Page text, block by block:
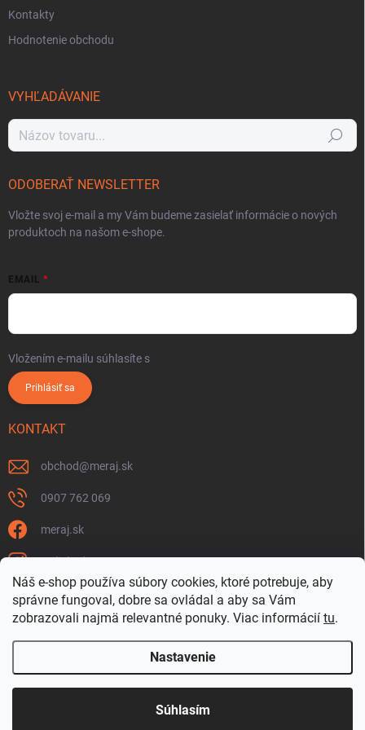
Náš e-shop používa súbory cookies, ktoré potrebuje, aby
správne fungoval, dobre sa ovládal a aby sa Vám
zobrazovali najmä relevantné ponuky. Viac informácií tu.
Nastavenie
Súhlasím
Kontakty
Hodnotenie obchodu
VYHĽADÁVANIE
Hľadať
ODOBERAŤ NEWSLETTER
Vložte svoj e-mail a my Vám budeme zasielať informácie o nových
produktoch na našom e-shope.
EMAIL
Vložením e-mailu súhlasíte s
Prihlásiť sa
KONTAKT
obchod@meraj.sk
0907 762 069
meraj.sk
m_link_sk
https://www.youtube.com/@meraj-sk
@m_link_sk
www.Meraj.sk . Všetky práva vyhradené.